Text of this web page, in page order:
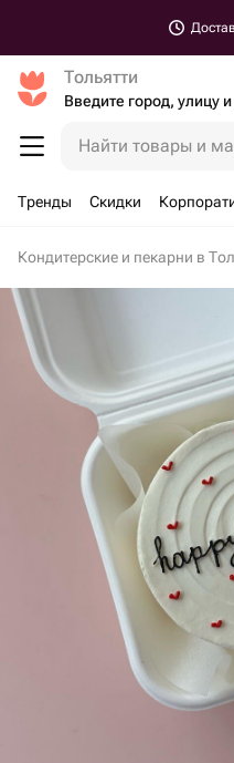
Тольятти
Найти товары и
Тренды Скидки
Кондитерские и пекарни в